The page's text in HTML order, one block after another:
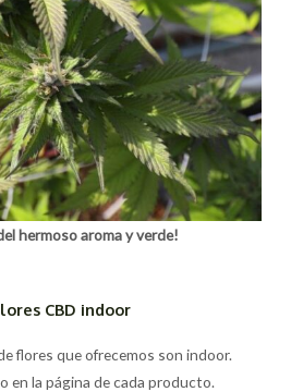
hermoso aroma y verde!
CBD indoor
flores que ofrecemos son indoor.
en la página de cada producto.